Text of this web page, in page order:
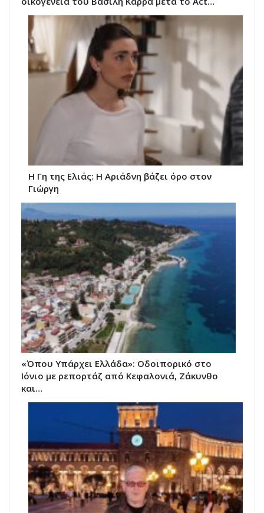
Η Γη της Ελιάς: Η Αριάδνη βάζει όρο στον
Γιώργη
«Όπου Υπάρχει Ελλάδα»: Οδοιπορικό στο
Ιόνιο με ρεπορτάζ από Κεφαλονιά, Ζάκυνθο
και…